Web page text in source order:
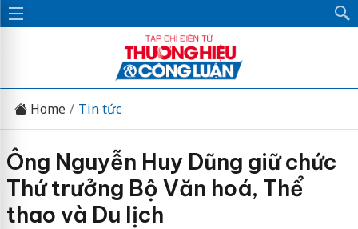
Home Tin tức
Ông Nguyễn Huy Dũng giữ chức
Thứ trưởng Bộ Văn hoá, Thể
thao và Du lịch